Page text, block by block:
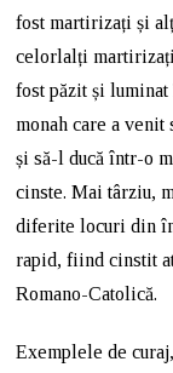
fost martirizați și
celorlalți
fost păzit și luminat
monah care a
și să-l ducă într-o
cinste. Mai târziu,
diferite locuri din
rapid, fiind cinstit
Romano-Catolică.
Exemplele de